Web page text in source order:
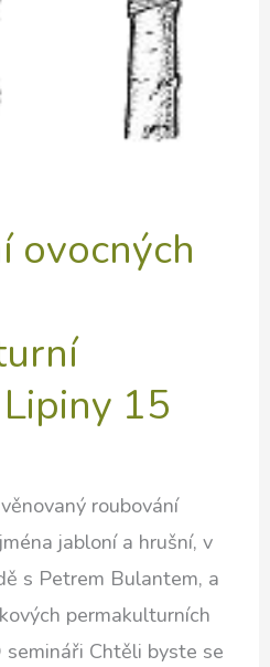
ovocných
15
roubování
jabloní a hrušní, v
s Petrem Bulantem, a
permakulturních
Chtěli byste se